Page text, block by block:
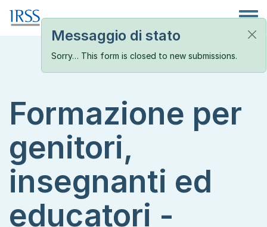
Formazione per
genitori,
insegnanti ed
educatori -
Messaggio di stato
Sorry… This form is closed to new submissions.